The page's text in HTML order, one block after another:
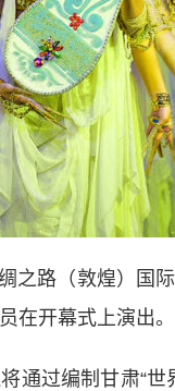
路（敦煌）国际
在开幕式上演出
过编制甘肃“世